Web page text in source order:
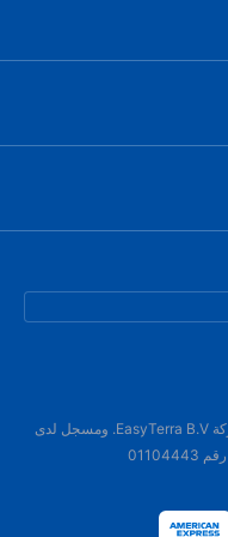
هذا الموقع الإلكتروني مملوك ومدار من قبل شركة EasyTerra B.V. ومسجل لدى